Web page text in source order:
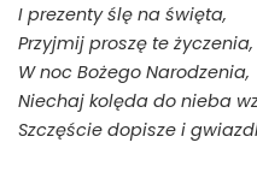
I prezenty ślę na święta,
Przyjmij proszę te życzenia,
W noc Bożego Narodzenia,
Niechaj kolęda do nieba
Szczęście dopisze i